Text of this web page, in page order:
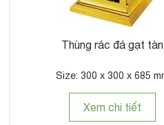
Bảng welcome đón
Size: 810 x 610 x 1220
Xem chi tiết